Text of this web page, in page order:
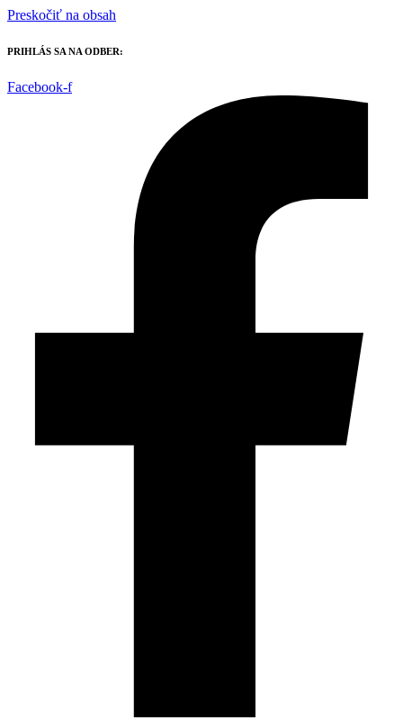
Preskočiť na obsah
PRIHLÁS SA NA ODBER:
Facebook-f